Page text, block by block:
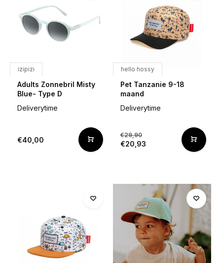
izipizi
Adults Zonnebril Misty
Blue- Type D
Deliverytime
€40,00
hello hossy
Pet Tanzanie 9-18
maand
Deliverytime
€29,90
€20,93